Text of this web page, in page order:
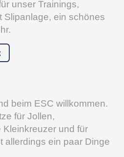
unser Trainings,
Slipanlage, ein schönes
beim ESC willkommen.
für Jollen,
und für
allerdings ein paar Dinge